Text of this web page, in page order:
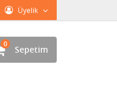
Üyelik
Sepetim
0